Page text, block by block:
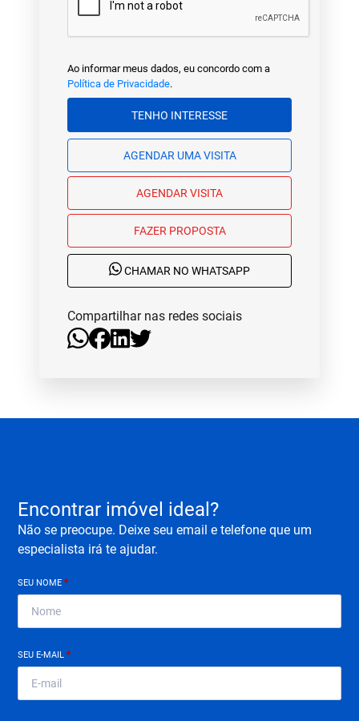
Ao informar meus dados, eu concordo com a
Política de Privacidade.
TENHO INTERESSE
AGENDAR UMA VISITA
AGENDAR VISITA
FAZER PROPOSTA
CHAMAR NO WHATSAPP
Compartilhar nas redes sociais
Encontrar imóvel ideal?
Não se preocupe. Deixe seu email e telefone que um
especialista irá te ajudar.
SEU NOME*
SEU E-MAIL*